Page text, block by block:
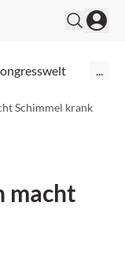
Schimmel krank
macht